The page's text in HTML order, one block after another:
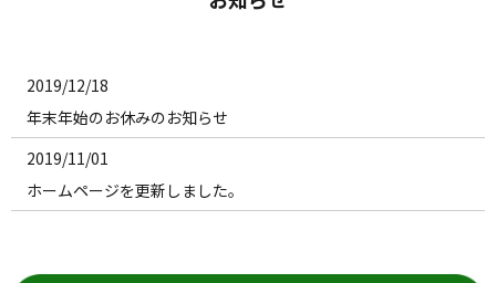
2019/12/18
年末年始のお休みのお知らせ
2019/11/01
ホームページを更新しました。